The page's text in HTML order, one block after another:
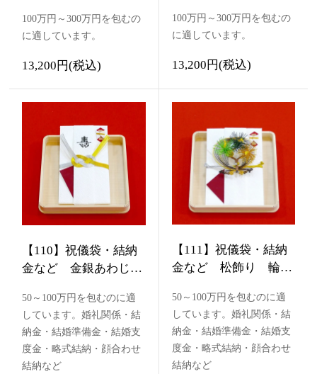
円・水引ギフトボック
ス）
100万円～300万円を包むの
に適しています。
13,200円(税込)
万円・水引ギフトボッ
クス）
100万円～300万円を包むの
に適しています。
13,200円(税込)
【110】祝儀袋・結納
金など 金銀あわじ結
50～100万円を包むのに適
しています。婚礼関係・結
納金・結婚準備金・結婚支
度金・略式結納・顔合わせ
結納など
【111】祝儀袋・結納
金など 松飾り 輪付
50～100万円を包むのに適
しています。婚礼関係・結
納金・結婚準備金・結婚支
度金・略式結納・顔合わせ
結納など